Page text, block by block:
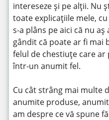
intereseze și pe alții. Nu
toate explicațiile mele,
s-a plâns pe aici că nu
gândit că poate ar fi mai
felul de chestiuțe care ar
într-un anumit fel.
Cu cât strâng mai multe
anumite produse,
am despre ce vă spune